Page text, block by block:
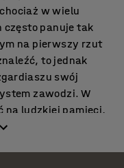
w wielu
panuje tak
na pierwszy rzut
to jednak
swój
zawodzi. W
na ludzkiej pamięci,
na małe części,